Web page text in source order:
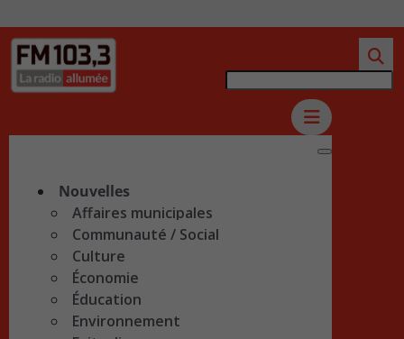
Nouvelles
Affaires municipales
Communauté / Social
Culture
Économie
Éducation
Environnement